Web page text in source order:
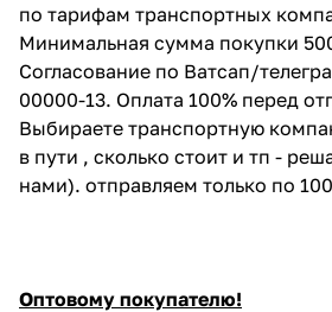
по тарифам транспортных
Минимальная сумма покупки
Согласование по Ватсап/
00000-13. Оплата 100% перед
Выбираете транспортную
в пути , сколько стоит и тп -
нами). отправляем только по
Оптовому покупателю!